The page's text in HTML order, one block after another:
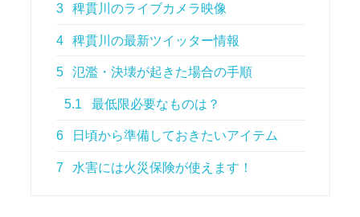
3 稗貫川のライブカメラ映像
4 稗貫川の最新ツイッター情報
5 氾濫・決壊が起きた場合の手順
5.1 最低限必要なものは？
6 日頃から準備しておきたいアイテム
7 水害には火災保険が使えます！